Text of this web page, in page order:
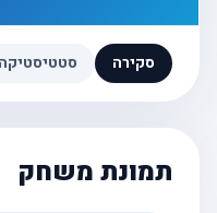
סקירה סטטיסטיקה
תמונת משחק